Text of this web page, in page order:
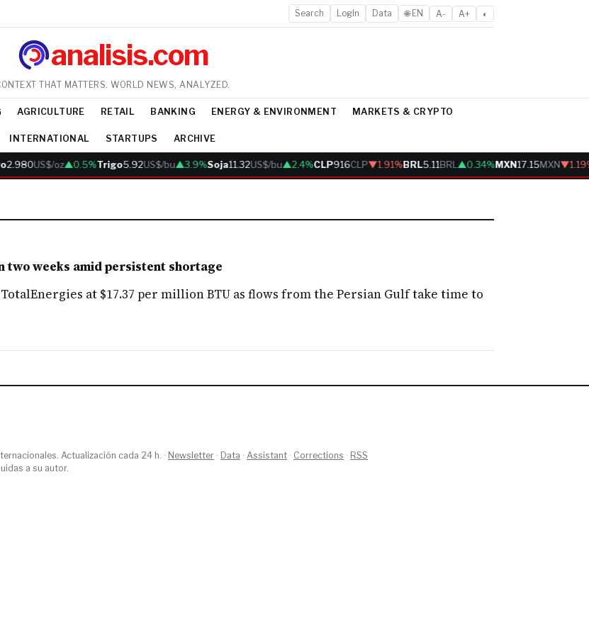
Search LogIn Data 🌐 EN A- A+ ◐
analisis.com
THAT MATTERS. WORLD NEWS, ANALYZED.
AGRICULTURE RETAIL BANKING ENERGY & ENVIRONMENT MARKETS & CRYPTO
INTERNATIONAL STARTUPS ARCHIVE
2.980US$/oz▲0.5%Trigo5.92US$/bu▲3.9%Soja11.32US$/bu▲2.4%CLP916CLP▼1.91%BRL5.11BRL ▲0.34%MXN17.15MXN
two weeks amid persistent shortage
at $17.37 per million BTU as flows from the Persian Gulf take time to
Actualización cada 24 h. · Newsletter · Data · Assistant · Corrections · RSS
a su autor.